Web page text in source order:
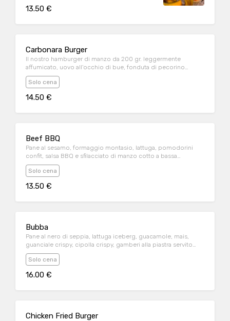
13.50 €
Carbonara Burger
Il nostro hamburger di manzo da 200 gr. leggermente
affumicato, uovo all'occhio di bue, fonduta di pecorino
romano, lattuga, guanciale crispy; servito con maionese al
pepe nero e tuorlo d'uovo fritto
Solo cena
14.50 €
Beef BBQ
Pane al sesamo, formaggio montasio, lattuga, pomodorini
confit, salsa BBQ e sfilacciato di manzo cotto a bassa
temperatura
Solo cena
13.50 €
Bubba
Pane al nero di seppia, lattuga iceberg, guacamole, mais,
guanciale crispy, cipolla crispy, gamberi alla piastra servito
con jalapeño al cheddar
Solo cena
16.00 €
Chicken Fried Burger